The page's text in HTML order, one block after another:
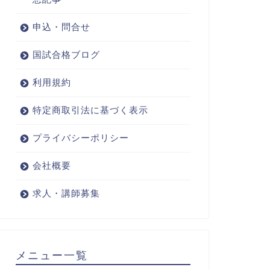
申込・問合せ
国試合格ブログ
利用規約
特定商取引法に基づく表示
プライバシーポリシー
会社概要
求人・講師募集
メニュー一覧